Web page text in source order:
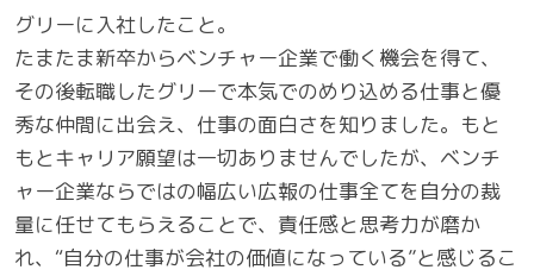
グリーに入社したこと。
たまたま新卒からベンチャー企業で働く機会を得て、
その後転職したグリーで本気でのめり込める仕事と優
秀な仲間に出会え、仕事の面白さを知りました。もと
もとキャリア願望は一切ありませんでしたが、ベンチ
ャー企業ならではの幅広い広報の仕事全てを自分の裁
量に任せてもらえることで、責任感と思考力が磨か
れ、“自分の仕事が会社の価値になっている”と感じるこ